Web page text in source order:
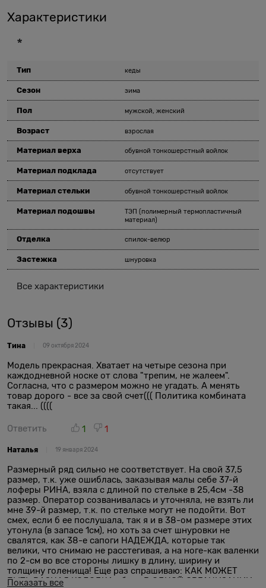
Характеристики
*
Тип кеды
Сезон зима
Пол мужской, женский
Возраст взрослая
Материал верха обувной тонкошерстный войлок
Материал подклада отсутствует
Материал стельки обувной тонкошерстный войлок
Материал подошвы
ТЭП (полимерный термопластичный
материал)
Отделка спилок-велюр
Застежка шнуровка
Все характеристики
Отзывы (3)
Тина 09 октября 2024
Модель прекрасная. Хватает на четыре сезона при
каждодневной носке от слова "трепим, не жалеем".
Согласна, что с размером можно не угадать. А менять
товар дорого - все за свой счет((( Политика комбината
такая... ((((
Ответить 1 1
Наталья 19 января 2024
Размерный ряд сильно не соответствует. На свой 37,5
размер, т.к. уже ошиблась, заказывая малы себе 37-й
лоферы РИНА, взяла с длиной по стельке в 25,4см -38
размер. Оператор созванивалась и уточняла, не взять ли
мне 39-й размер, т.к. по стельке могут не подойти. Вот
смех, если б ее послушала, так я и в 38-ом размере этих
утонула (в запасе 1см), но хоть за счет шнуровки не
свалятся, как 38-е сапоги НАДЕЖДА, которые так
велики, что снимаю не расстегивая, а на ноге-как валенки
по 2-см во все стороны лишку в длину, ширину и
толщину голенища! Еще раз спрашиваю: КАК МОЖЕТ
БЫТЬ РАЗНАЯ КОЛОДКА обуви В ОДНОЙ ОРГАНИЗАЦИИ,
Показать все